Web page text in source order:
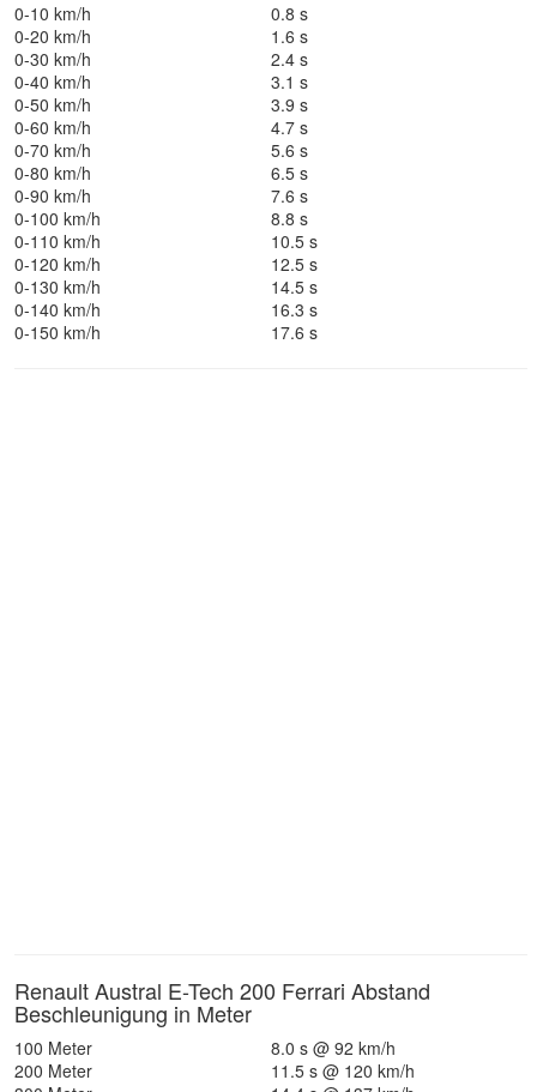
0-10 km/h
0.8 s
0-20 km/h
1.6 s
0-30 km/h
2.4 s
0-40 km/h
3.1 s
0-50 km/h
3.9 s
0-60 km/h
4.7 s
0-70 km/h
5.6 s
0-80 km/h
6.5 s
0-90 km/h
7.6 s
0-100 km/h
8.8 s
0-110 km/h
10.5 s
0-120 km/h
12.5 s
0-130 km/h
14.5 s
0-140 km/h
16.3 s
0-150 km/h
17.6 s
Renault Austral E-Tech 200 Ferrari Abstand
Beschleunigung in Meter
100 Meter
8.0 s @ 92 km/h
200 Meter
11.5 s @ 120 km/h